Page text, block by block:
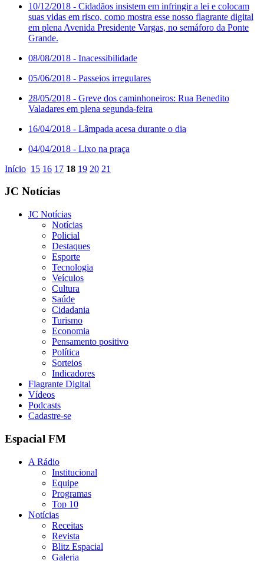
10/12/2018 - Cidadãos insistem em infringir a lei e colocam
suas vidas em risco, como mostra esse nosso flagrante digital
em plena Avenida Presidente Vargas, no semáforo da Ponte
Grande.
08/08/2018 - Inacessibilidade
05/06/2018 - Passeios irregulares
28/05/2018 - Greve dos caminhoneiros: Rua Benedito
Valadares em plena segunda-feira
16/04/2018 - Lâmpada acesa durante o dia
04/04/2018 - Lixo na praça
Início 15 16 17 18 19 20 21
JC Notícias
JC Notícias
Notícias
Policial
Destaques
Esporte
Tecnologia
Veículos
Cultura
Saúde
Cidadania
Turismo
Economia
Pensamento positivo
Política
Sorteios
Indicadores
Flagrante Digital
Vídeos
Podcasts
Cadastre-se
Espacial FM
A Rádio
Institucional
Equipe
Programas
Top 10
Notícias
Receitas
Revista
Blitz Espacial
Galeria